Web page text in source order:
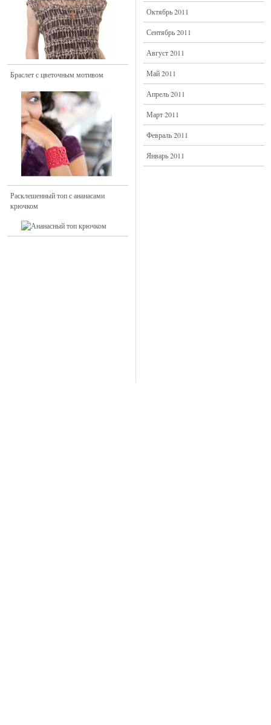
Браслет с цветочным мотивом
Расклешенный топ с ананасами
крючком
Октябрь 2011
Сентябрь 2011
Август 2011
Май 2011
Апрель 2011
Март 2011
Февраль 2011
Январь 2011